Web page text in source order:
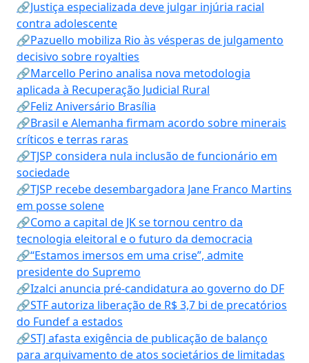
🔗Justiça especializada deve julgar injúria racial
contra adolescente
🔗Pazuello mobiliza Rio às vésperas de julgamento
decisivo sobre royalties
🔗Marcello Perino analisa nova metodologia
aplicada à Recuperação Judicial Rural
🔗Feliz Aniversário Brasília
🔗Brasil e Alemanha firmam acordo sobre minerais
críticos e terras raras
🔗TJSP considera nula inclusão de funcionário em
sociedade
🔗TJSP recebe desembargadora Jane Franco Martins
em posse solene
🔗Como a capital de JK se tornou centro da
tecnologia eleitoral e o futuro da democracia
🔗“Estamos imersos em uma crise”, admite
presidente do Supremo
🔗Izalci anuncia pré-candidatura ao governo do DF
🔗STF autoriza liberação de R$ 3,7 bi de precatórios
do Fundef a estados
🔗STJ afasta exigência de publicação de balanço
para arquivamento de atos societários de limitadas